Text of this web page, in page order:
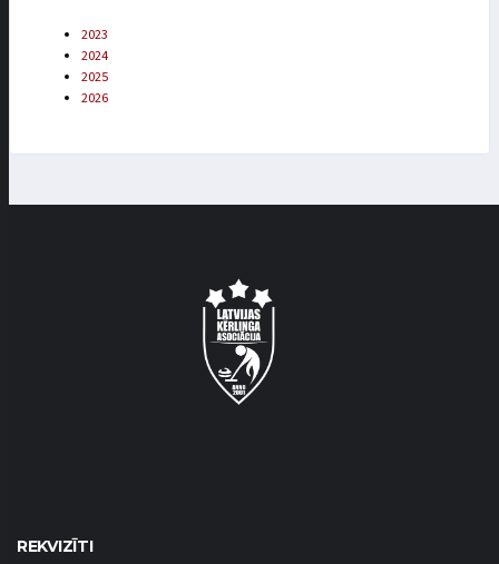
2023
2024
2025
2026
REKVIZĪTI